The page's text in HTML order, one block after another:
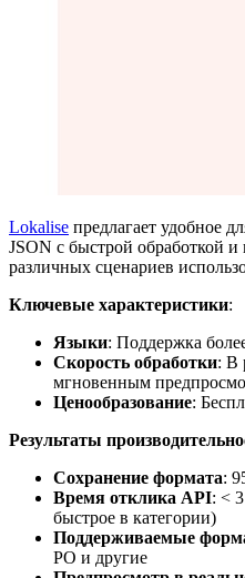
Lokalise предлагает удобное
JSON с быстрой обработкой
различных сценариев
Ключевые характеристики:
Языки: Поддержка
Скорость обработки: В
мгновенным
Ценообразование:
Результаты
Сохранение формата:
Время отклика API: <
быстрое в категории)
Поддерживаемые
PO и другие